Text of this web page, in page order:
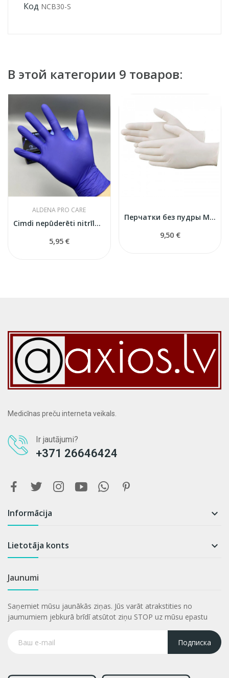
Код NCB30-S
В этой категории 9 товаров:
ALDENA PRO CARE
Cimdi nepūderēti nitrīla M izmērs
5,95 €
Перчатки без пудры M размер латексные
9,50 €
Medicīnas preču interneta veikals.
Ir jautājumi?
+371 26646424
Informācija 
Lietotāja konts 
Jaunumi
Saņemiet mūsu jaunākās ziņas. Jūs varāt atrakstities no
jaumumiem jebkurā brīdī atsūtot ziņu STOP uz mūsu epastu
Подписка